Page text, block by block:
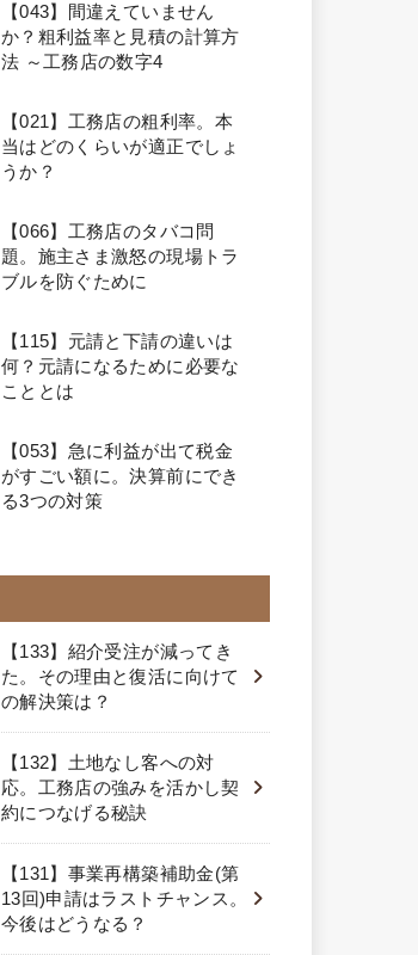
【043】間違えていません
か？粗利益率と見積の計算方
法 ～工務店の数字4
【021】工務店の粗利率。本
当はどのくらいが適正でしょ
うか？
【066】工務店のタバコ問
題。施主さま激怒の現場トラ
ブルを防ぐために
【115】元請と下請の違いは
何？元請になるために必要な
こととは
【053】急に利益が出て税金
がすごい額に。決算前にでき
る3つの対策
【133】紹介受注が減ってき
た。その理由と復活に向けて
の解決策は？
【132】土地なし客への対
応。工務店の強みを活かし契
約につなげる秘訣
【131】事業再構築補助金(第
13回)申請はラストチャンス。
今後はどうなる？